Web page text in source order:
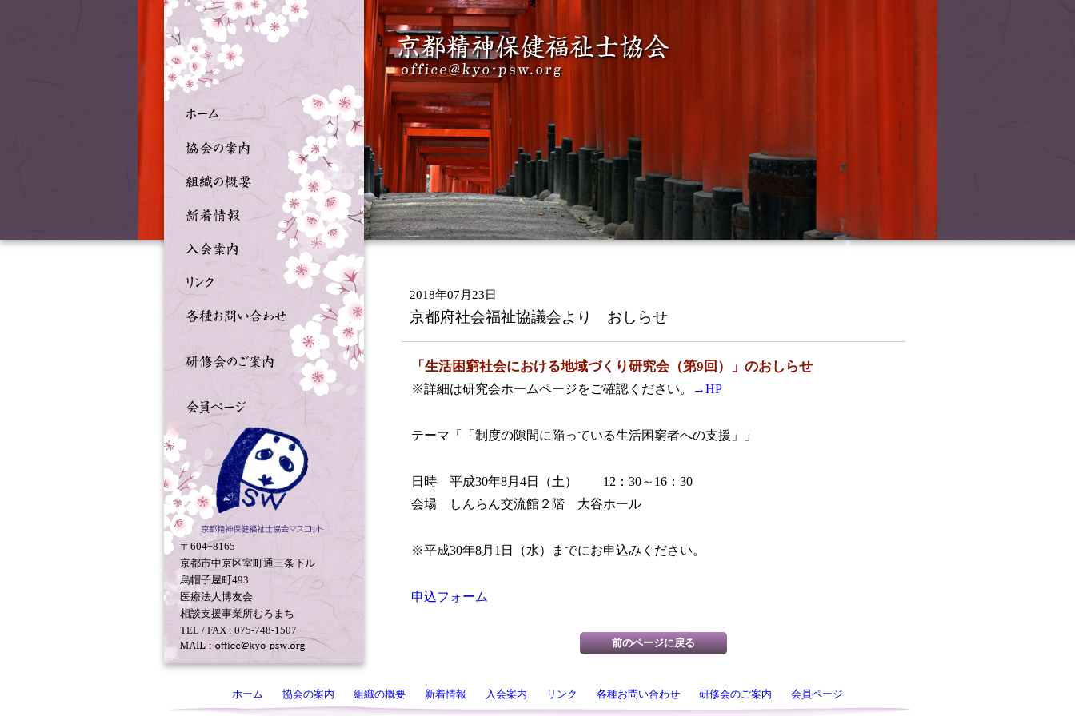
〒604−8165
京都市中京区室町通三条下ル
烏帽子屋町493
医療法人博友会
相談支援事業所むろまち
TEL / FAX : 075-748-1507
2018年07月23日
京都府社会福祉協議会より おしらせ
「生活困窮社会における地域づくり研究会（第9回）」のおしらせ
※詳細は研究会ホームページをご確認ください。 →HP
テーマ「「制度の隙間に陥っている生活困窮者への支援」」
日時 平成30年8月4日（土） 12：30～16：30
会場 しんらん交流館２階 大谷ホール
※平成30年8月1日（水）までにお申込みください。
申込フォーム
ホーム 協会の案内 組織の概要 新着情報 入会案内 リンク 各種お問い合わせ 研修会のご案内 会員ページ